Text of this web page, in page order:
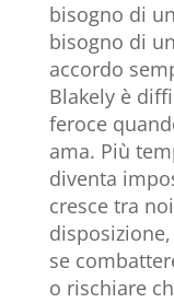
bisogno di
bisogno di
accordo
Blakely è
feroce
ama. Più
diventa
cresce tra
se
o rischiare